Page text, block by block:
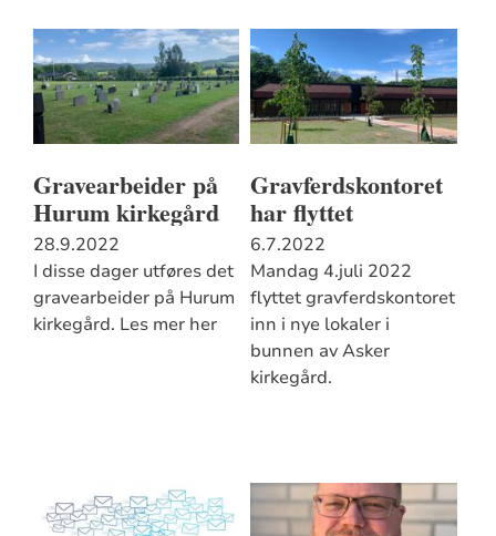
Gravearbeider på
Hurum kirkegård
28.9.2022
I disse dager utføres det
gravearbeider på Hurum
kirkegård. Les mer her
Gravferdskontoret
har flyttet
6.7.2022
Mandag 4.juli 2022
flyttet gravferdskontoret
inn i nye lokaler i
bunnen av Asker
kirkegård.